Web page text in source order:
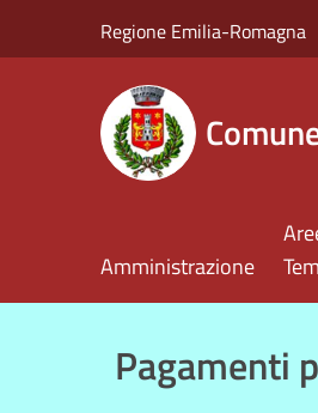
Regione Emilia-Romagna
Amministrazione
Pagamenti